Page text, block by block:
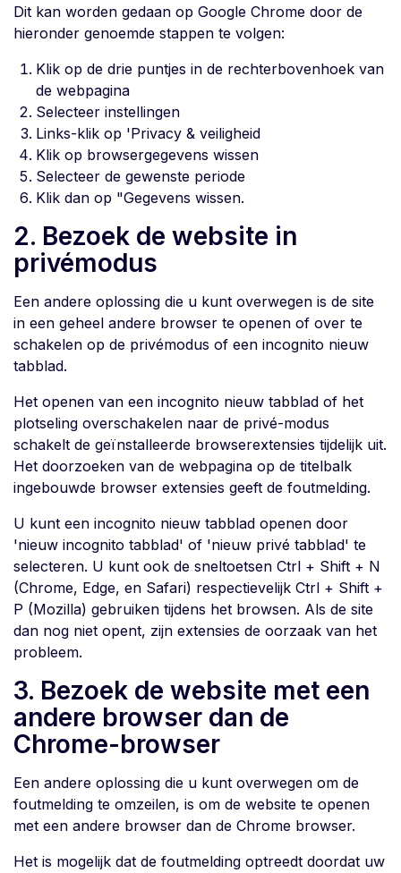
Dit kan worden gedaan op Google Chrome door de
hieronder genoemde stappen te volgen:
Klik op de drie puntjes in de rechterbovenhoek van
de webpagina
Selecteer instellingen
Links-klik op 'Privacy & veiligheid
Klik op browsergegevens wissen
Selecteer de gewenste periode
Klik dan op "Gegevens wissen.
2. Bezoek de website in
privémodus
Een andere oplossing die u kunt overwegen is de site
in een geheel andere browser te openen of over te
schakelen op de privémodus of een incognito nieuw
tabblad.
Het openen van een incognito nieuw tabblad of het
plotseling overschakelen naar de privé-modus
schakelt de geïnstalleerde browserextensies tijdelijk uit.
Het doorzoeken van de webpagina op de titelbalk
ingebouwde browser extensies geeft de foutmelding.
U kunt een incognito nieuw tabblad openen door
'nieuw incognito tabblad' of 'nieuw privé tabblad' te
selecteren. U kunt ook de sneltoetsen Ctrl + Shift + N
(Chrome, Edge, en Safari) respectievelijk Ctrl + Shift +
P (Mozilla) gebruiken tijdens het browsen. Als de site
dan nog niet opent, zijn extensies de oorzaak van het
probleem.
3. Bezoek de website met een
andere browser dan de
Chrome-browser
Een andere oplossing die u kunt overwegen om de
foutmelding te omzeilen, is om de website te openen
met een andere browser dan de Chrome browser.
Het is mogelijk dat de foutmelding optreedt doordat uw